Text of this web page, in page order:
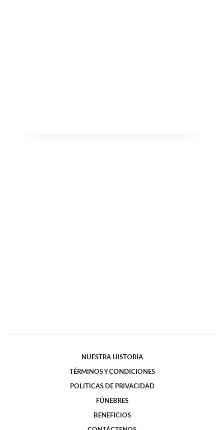
NUESTRA HISTORIA
TÉRMINOS Y CONDICIONES
POLITICAS DE PRIVACIDAD
FÚNEBRES
BENEFICIOS